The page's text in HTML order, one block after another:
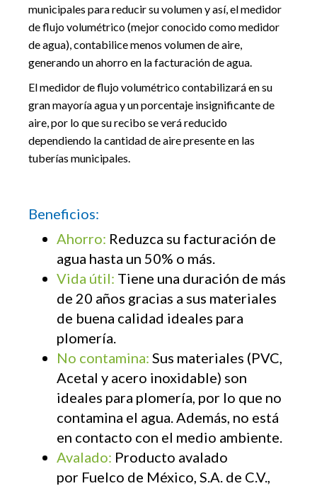
municipales para reducir su volumen y así, el medidor
de flujo volumétrico (mejor conocido como medidor
de agua), contabilice menos volumen de aire,
generando un ahorro en la facturación de agua.
El medidor de flujo volumétrico contabilizará en su
gran mayoría agua y un porcentaje insignificante de
aire, por lo que su recibo se verá reducido
dependiendo la cantidad de aire presente en las
tuberías municipales.
Beneficios:
Ahorro: Reduzca su facturación de
agua hasta un 50% o más.
Vida útil: Tiene una duración de más
de 20 años gracias a sus materiales
de buena calidad ideales para
plomería.
No contamina: Sus materiales (PVC,
Acetal y acero inoxidable) son
ideales para plomería, por lo que no
contamina el agua. Además, no está
en contacto con el medio ambiente.
Avalado: Producto avalado
por Fuelco de México, S.A. de C.V.,